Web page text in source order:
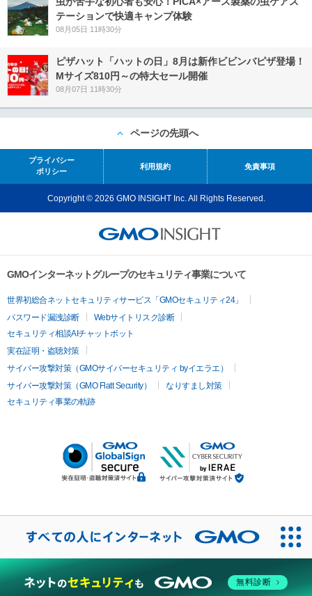
テーションで快適キャンプ体験
08月05日 11時30分
ピザハット「ハットの日」8月は新作ビビンバピザ登場！
Mサイズ810円～の特大セール開催
08月07日 11時30分
ページの先頭へ
プライバシー
ポリシー
利用規約 免責事項
Copyright © 2026 GMO INSIGHT Inc. All Rights Reserved.
GMOインターネットグループのセキュリティ事業について
世界初総合ネットセキュリティサービス「GMOセキュリティ24」
パスワード漏洩診断
Webサイトリスク診断
セキュリティ相談AIチャットボット
実在証明・盗聴対策
サイバー攻撃対策（GMOサイバーセキュリティ byイエラエ）
サイバー攻撃対策（GMO Flatt Security）
なりすまし対策
セキュリティ事業の軌跡
無料診断